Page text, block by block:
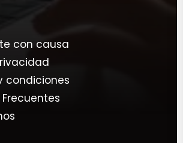
con causa
condiciones